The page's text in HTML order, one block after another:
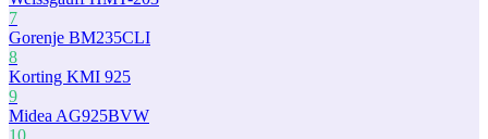
7
Gorenje BM235CLI
8
Korting KMI 925
9
Midea AG925BVW
10